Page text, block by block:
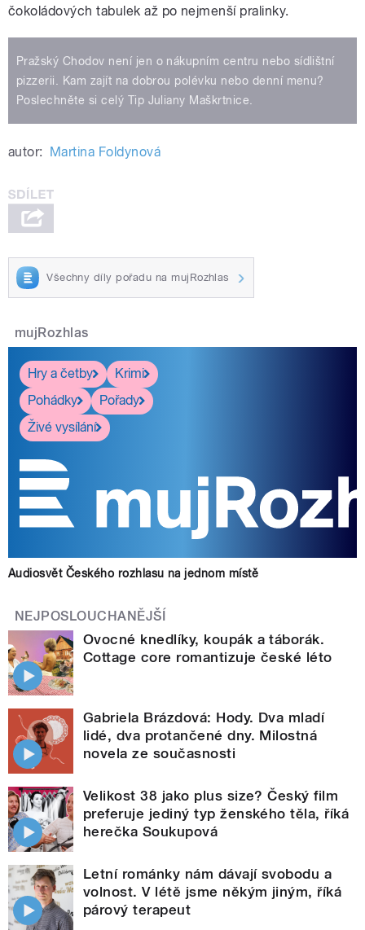
čokoládových tabulek až po nejmenší pralinky.
Pražský Chodov není jen o nákupním centru nebo sídlištní
pizzerii. Kam zajít na dobrou polévku nebo denní menu?
Poslechněte si celý Tip Juliany Maškrtnice.
autor: Martina Foldynová
Všechny díly pořadu na mujRozhlas
mujRozhlas
Hry a četby
Krimi
Pohádky
Pořady
Živé vysílání
Audiosvět Českého rozhlasu na jednom místě
NEJPOSLOUCHANĚJŠÍ
Ovocné knedlíky, koupák a táborák.
Cottage core romantizuje české léto
Gabriela Brázdová: Hody. Dva mladí
lidé, dva protančené dny. Milostná
novela ze současnosti
Velikost 38 jako plus size? Český film
preferuje jediný typ ženského těla, říká
herečka Soukupová
Letní románky nám dávají svobodu a
volnost. V létě jsme někým jiným, říká
párový terapeut